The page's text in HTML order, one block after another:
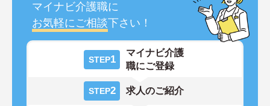
マイナビ介護職に
お気軽にご相談下さい！
STEP1
マイナビ介護
職にご登録
STEP2 求人のご紹介